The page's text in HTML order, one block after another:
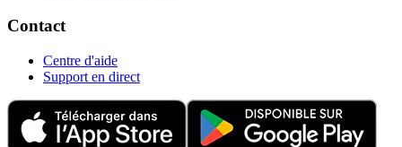
Contact
Centre d'aide
Support en direct